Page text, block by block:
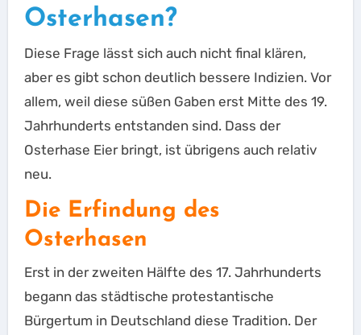
Osterhasen?
Diese Frage lässt sich auch nicht final klären,
aber es gibt schon deutlich bessere Indizien. Vor
allem, weil diese süßen Gaben erst Mitte des 19.
Jahrhunderts entstanden sind. Dass der
Osterhase Eier bringt, ist übrigens auch relativ
neu.
Die Erfindung des
Osterhasen
Erst in der zweiten Hälfte des 17. Jahrhunderts
begann das städtische protestantische
Bürgertum in Deutschland diese Tradition. Der